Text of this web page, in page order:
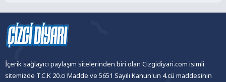
İçerik sağlayıcı paylaşım sitelerinden biri olan Cizgidiyari.com isimli
sitemizde T.C.K 20.ci Madde ve 5651 Sayılı Kanun'un 4.cü maddesinin